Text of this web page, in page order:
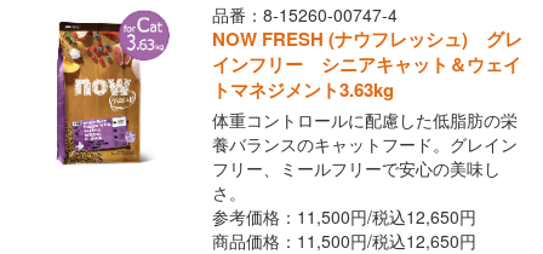
品番：8-15260-00747-4
NOW FRESH (ナウフレッシュ) グレ
インフリー シニアキャット＆ウェイ
トマネジメント3.63kg
体重コントロールに配慮した低脂肪の栄
養バランスのキャットフード。グレイン
フリー、ミールフリーで安心の美味し
さ。
参考価格：11,500円/税込12,650円
商品価格：11,500円/税込12,650円